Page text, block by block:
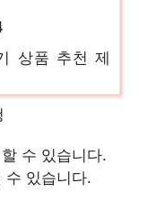
상품 추천 제
수 있습니다.
수 있습니다.